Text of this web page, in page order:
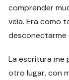
comprender
veía. Era como
desconectarme
La escritura me
otro lugar, con